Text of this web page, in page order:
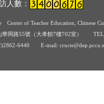
人數：
Center of Teacher Education, Chinese
華岡路55號（大孝館7樓702室）
6440 E-mail: